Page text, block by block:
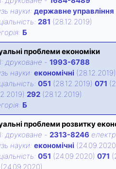
науки: державне управління
281 (28.12.2019)
Б
проблеми економіки
друковане - 1993-6788
науки: економічні (28.12.2019)
051 (28.12.2019) 071
292 (28.12.2019)
Б
проблеми розвитку
друковане - 2313-8246
науки: економічні
051 (24.09.2020) 071
(24.09.2020)